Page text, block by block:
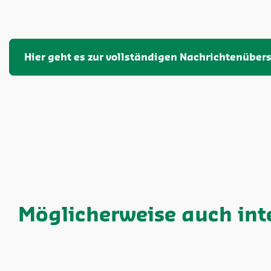
Hier geht es zur vollständigen
Möglicherweise auch